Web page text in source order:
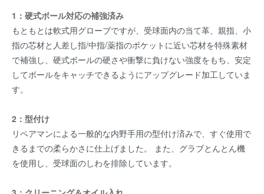
1：硬式ボール対応の補強済み
もともとは軟式用グローブですが、受球面内の当て革、親指、小
指の芯材と人差し指/中指/薬指のポケットに近い芯材を特殊素材
で補強し、硬式ボールの硬さや衝撃に負けない強度をもち、安定
してボールをキャッチできるようにアップグレード加工していま
す。
2：型付け
リペアマンによる一般的な内野手用の型付け済みで、すぐ使用で
きるまでの柔らかさに仕上げました。 また、グラブとんとん機
を使用し、受球面のしわを排除しています。